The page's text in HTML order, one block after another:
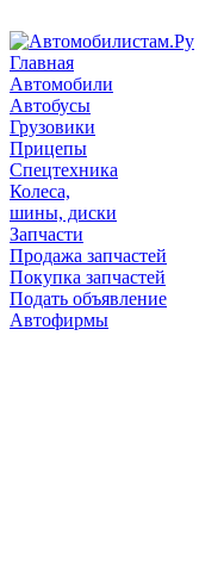
Главная
Автомобили
Автобусы
Грузовики
Прицепы
Спецтехника
Колеса,
шины, диски
Запчасти
Продажа запчастей
Покупка запчастей
Подать объявление
Автофирмы